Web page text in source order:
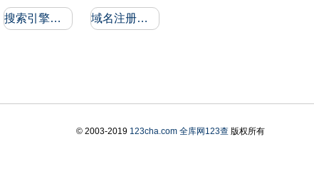
搜索引擎收录和反向链接 域名注册信息
© 2003-2019 123cha.com 全库网123查版权所有